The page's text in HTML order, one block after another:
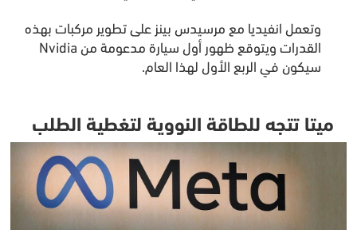
وتعمل انفيديا مع مرسيدس بينز على تطوير مركبات بهذه
القدرات ويتوقع ظهور أول سيارة مدعومة من Nvidia
سيكون في الربع الأول لهذا العام.
ميتا تتجه للطاقة النووية لتغطية الطلب